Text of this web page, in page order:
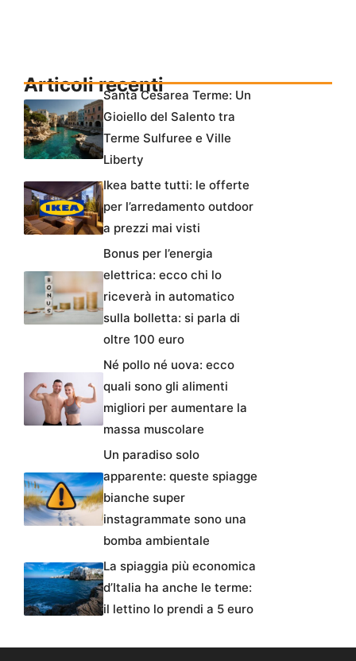
Articoli recentiSanta Cesarea Terme: Un
Gioiello del Salento tra
Terme Sulfuree e Ville
Liberty
Ikea batte tutti: le offerte
per l’arredamento outdoor
a prezzi mai visti
Bonus per l’energia
elettrica: ecco chi lo
riceverà in automatico
sulla bolletta: si parla di
oltre 100 euro
Né pollo né uova: ecco
quali sono gli alimenti
migliori per aumentare la
massa muscolare
Un paradiso solo
apparente: queste spiagge
bianche super
instagrammate sono una
bomba ambientale
La spiaggia più economica
d’Italia ha anche le terme:
il lettino lo prendi a 5 euro